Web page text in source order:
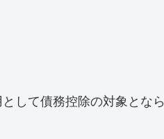
して債務控除の対象となら